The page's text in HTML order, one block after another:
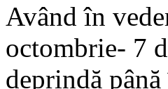
Având în
octombrie- 7
deprindă